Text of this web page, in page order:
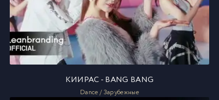
КИИРАС - BANG BANG
Dance / Зарубежные